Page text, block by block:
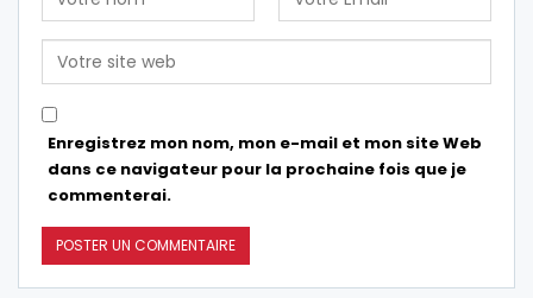
Enregistrez mon nom, mon e-mail et mon site Web
dans ce navigateur pour la prochaine fois que je
commenterai.